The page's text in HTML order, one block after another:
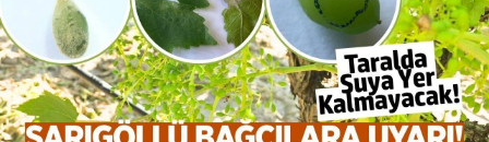
İletişim
Künye